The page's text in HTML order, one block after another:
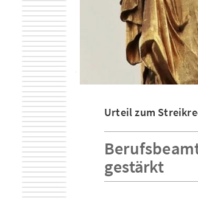
Urteil zum
gestärkt